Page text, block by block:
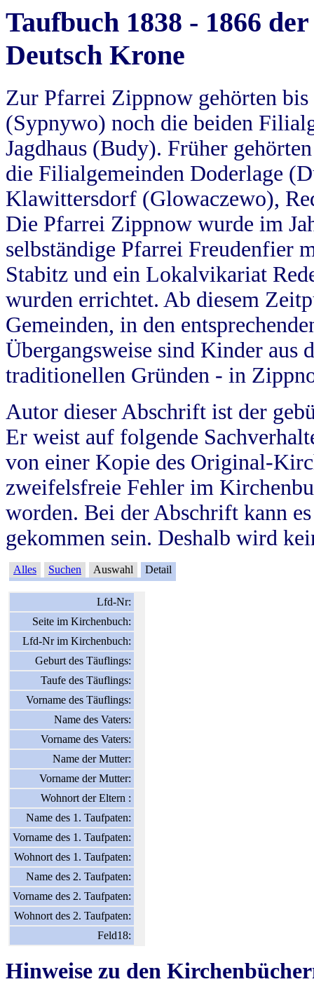
Taufbuch 1838 - 1866
Deutsch Krone
Zur Pfarrei Zippnow gehörten
(Sypnywo) noch die beiden
Jagdhaus (Budy). Früher
die Filialgemeinden Doderlage
Klawittersdorf (Glowaczewo),
Die Pfarrei Zippnow wurde im
selbständige Pfarrei Freudenfier
Stabitz und ein Lokalvikariat
wurden errichtet. Ab diesem
Gemeinden, in den
Übergangsweise sind Kinder aus
traditionellen Gründen - in
Autor dieser Abschrift ist der
Er weist auf folgende
von einer Kopie des Original-
zweifelsfreie Fehler im
worden. Bei der Abschrift kann
gekommen sein. Deshalb wird
Alles Suchen Auswahl Detail
Lfd-Nr:
Seite im Kirchenbuch:
Lfd-Nr im Kirchenbuch:
Geburt des Täuflings:
Taufe des Täuflings:
Vorname des Täuflings:
Name des Vaters:
Vorname des Vaters:
Name der Mutter:
Vorname der Mutter:
Wohnort der Eltern :
Name des 1. Taufpaten:
Vorname des 1. Taufpaten:
Wohnort des 1. Taufpaten:
Name des 2. Taufpaten:
Vorname des 2. Taufpaten:
Wohnort des 2. Taufpaten:
Feld18:
Hinweise zu den